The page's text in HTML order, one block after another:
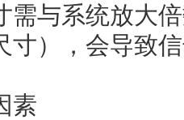
需与系统放大
寸），会导致
素